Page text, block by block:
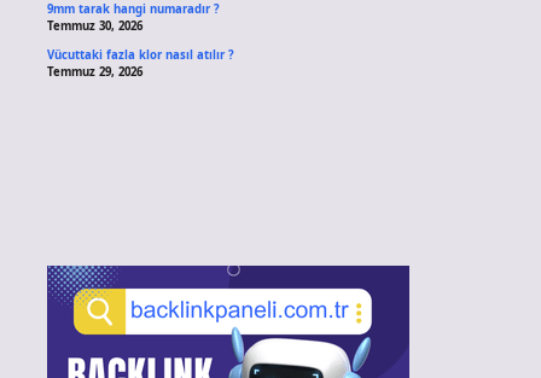
9mm tarak hangi numaradır ?
Temmuz 30, 2026
Vücuttaki fazla klor nasıl atılır ?
Temmuz 29, 2026